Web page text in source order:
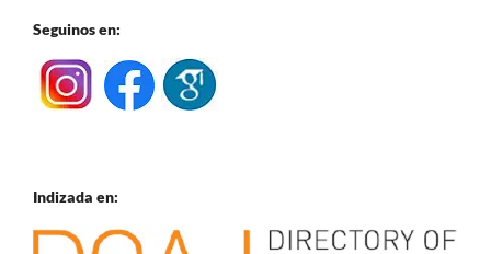
Seguinos en:
Indizada en: